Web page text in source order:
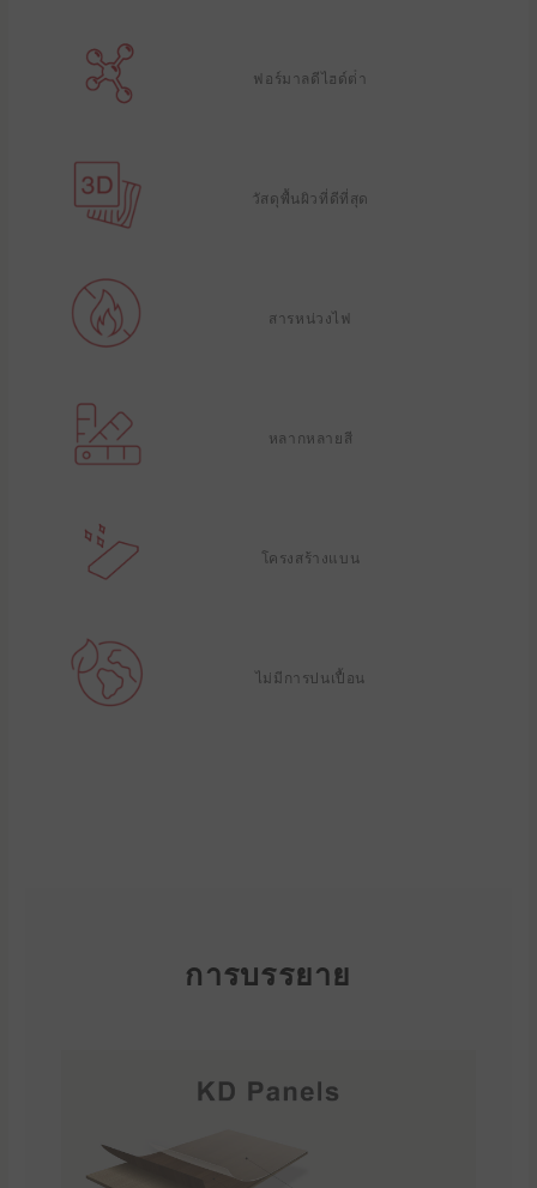
ฟอร์มาลดีไฮด์ต่ํา
วัสดุพื้นผิวที่ดีที่สุด
สารหน่วงไฟ
หลากหลายสี
โครงสร้างแบน
ไม่มีการปนเปื้อน
การบรรยาย